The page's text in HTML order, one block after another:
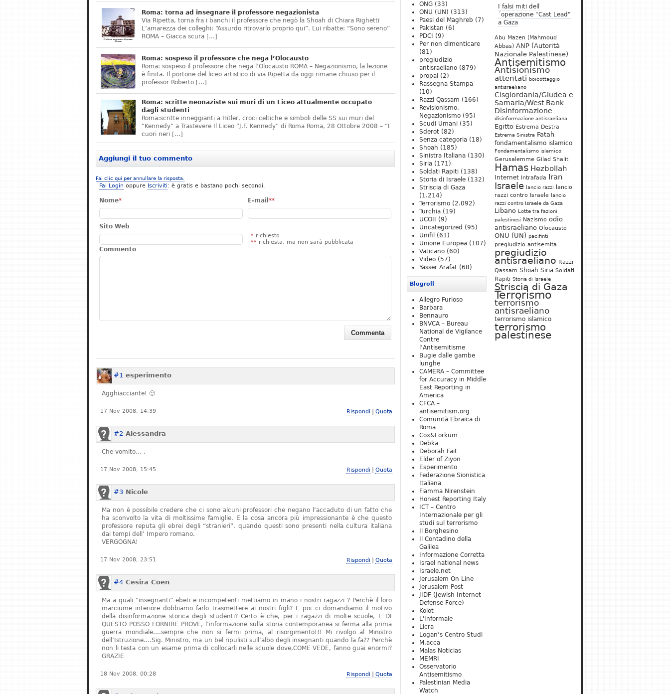
Roma: torna ad insegnare il professore negazionista
Via Ripetta, torna fra i banchi il professore che negò la Shoah di Chiara Righetti
L’amarezza dei colleghi: “Assurdo ritrovarlo proprio qui”. Lui ribatte: “Sono sereno”
ROMA – Giacca scura […]
Roma: sospeso il professore che nega l’Olocausto
Roma: sospeso il professore che nega l’Olocausto ROMA – Negazionismo, la lezione
è finita. Il portone del liceo artistico di via Ripetta da oggi rimane chiuso per il
professor Roberto […]
Roma: scritte neonaziste sui muri di un Liceo attualmente occupato
dagli studenti
Roma:scritte inneggianti a Hitler, croci celtiche e simboli delle SS sui muri del
“Kennedy” a Trastevere Il Liceo “J.F. Kennedy” di Roma Roma, 28 Ottobre 2008 – “I
cuori neri […]
Aggiungi il tuo commento
Fai clic qui per annullare la risposta.
Fai Login oppure Iscriviti: è gratis e bastano pochi secondi.
Nome* E-mail **
Sito Web
* richiesto
** richiesta, ma non sarà pubblicata
Commento
#1 esperimento
Agghiacciante! 🙁
17 Nov 2008, 14:39 Rispondi Quota
#2 Alessandra
Che vomito… .
17 Nov 2008, 15:45 Rispondi Quota
#3 Nicole
Ma non è possibile credere che ci sono alcuni professori che negano l’accaduto di un fatto che
ha sconvolto la vita di moltissime famiglie. E la cosa ancora più impressionante è che questo
professore reputa gli ebrei degli “stranieri”, quando questi sono presenti nella cultura italiana
dai tempi dell’ Impero romano.
VERGOGNA!
17 Nov 2008, 23:51 Rispondi Quota
#4 Cesira Coen
Ma a quali “insegnanti” ebeti e incompetenti mettiamo in mano i nostri ragazzi ? Perchè il loro
marciume interiore dobbiamo farlo trasmettere ai nostri figli? E poi ci domandiamo il motivo
della disinformazione storica degli studenti? Certo è che, per i ragazzi di molte scuole, E DI
QUESTO POSSO FORNIRE PROVE, l’informazione sulla storia contemporanea si ferma alla prima
guerra mondiale….sempre che non si fermi prima, al risorgimento!!! Mi rivolgo al Ministro
dell’Istruzione….Sig. Ministro, ma un bel ripulisti sull’albo degli insegnanti quando la fa?? Perchè
non li testa con un esame prima di collocarli nelle scuole dove,COME VEDE, fanno guai enormi?
GRAZIE
18 Nov 2008, 00:28 Rispondi Quota
I falsi miti dell
´operazione "Cast Lead"
a Gaza
Abu Mazen (Mahmoud
Abbas) ANP (Autorità
Nazionale Palestinese)
Antisemitismo
Antisionismo
attentati boicottaggio
antisraeliano
Cisgiordania/Giudea e
Samaria/West Bank
Disinformazione
disinformazione antisraeliana
Egitto Estrema Destra
Estrema Sinistra Fatah
fondamentalismo islamico
Fondamentalismo islamico
Gerusalemme Gilad Shalit
Hamas Hezbollah
Internet Intrafada Iran
Israele lancio razzi
lancio
razzi contro Israele lancio
razzi contro Israele da Gaza
Libano Lotte tra fazioni
palestinesi Nazismo odio
antisraeliano Olocausto
ONU (UN) pacifinti
pregiudizio antisemita
pregiudizio
antisraeliano Razzi
Qassam Shoah Siria Soldati
Rapiti Storia di Israele
Striscia di Gaza
Terrorismo
terrorismo
antisraeliano
terrorismo islamico
terrorismo
palestinese
ONG (33)
ONU (UN) (313)
Paesi del Maghreb (7)
Pakistan (6)
PDCI
(9)
Per non dimenticare
(81)
pregiudizio
antisraeliano (879)
propal (2)
Rassegna Stampa
(10)
Razzi Qassam (166)
Revisionismo,
Negazionismo (95)
Scudi Umani (35)
Sderot (82)
Senza categoria (18)
Shoah (185)
Sinistra Italiana (130)
Siria (171)
Soldati Rapiti (138)
Storia di Israele (132)
Striscia di Gaza
(1.214)
Terrorismo (2.092)
Turchia (19)
UCOII
(9)
Uncategorized (95)
Unifil
(61)
Unione Europea (107)
Vaticano (60)
Video (57)
Yasser Arafat (68)
Blogroll
Allegro Furioso
Barbara
Bennauro
BNVCA – Bureau
National de Vigilance
Contre
l’Antisemitisme
Bugie dalle gambe
lunghe
CAMERA – Committee
for Accuracy in Middle
East Reporting in
America
CFCA –
antisemitism.org
Comunità Ebraica di
Roma
Cox&Forkum
Debka
Deborah Fait
Elder of Ziyon
Esperimento
Federazione Sionistica
Italiana
Fiamma Nirenstein
Honest Reporting Italy
ICT – Centro
Internazionale per gli
studi sul terrorismo
Il Borghesino
Il Contadino della
Galilea
Informazione Corretta
Israel national news
Israele.net
Jerusalem On Line
Jerusalem Post
JIDF (Jewish Internet
Defense Force)
Kolot
L'Informale
Licra
Logan’s Centro Studi
M.acca
Malas Noticias
MEMRI
Osservatorio
Antisemitismo
Palestinian Media
Watch